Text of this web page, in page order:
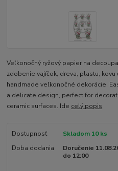
Veľkonočný ryžový papier na
zdobenie vajíčok, dreva, plastu, kovu
handmade veľkonočné dekorácie.
a delicate design, perfect for
ceramic surfaces. Ide celý popis
Dostupnosť
Skladom 10 ks
Doba dodania
Doručenie
do 12:00